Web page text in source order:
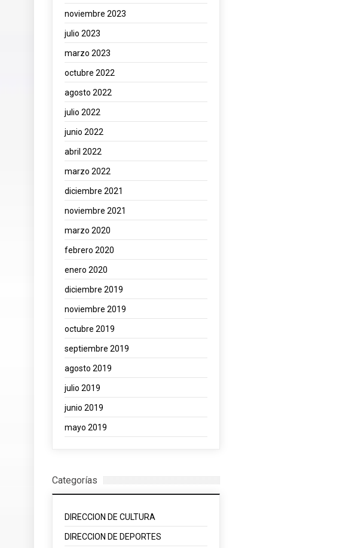
noviembre 2023
julio 2023
marzo 2023
octubre 2022
agosto 2022
julio 2022
junio 2022
abril 2022
marzo 2022
diciembre 2021
noviembre 2021
marzo 2020
febrero 2020
enero 2020
diciembre 2019
noviembre 2019
octubre 2019
septiembre 2019
agosto 2019
julio 2019
junio 2019
mayo 2019
Categorías
DIRECCION DE CULTURA
DIRECCION DE DEPORTES